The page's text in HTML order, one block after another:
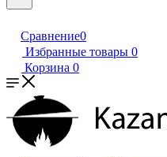
Сравнение0
Избранные товары 0
Корзина 0